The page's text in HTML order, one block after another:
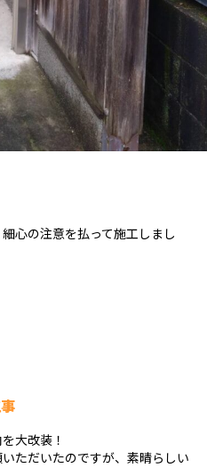
心の注意を払って施工しまし
大改装！
ただいたのですが、素晴らしい